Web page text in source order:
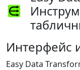
Интерфейс
Easy Data